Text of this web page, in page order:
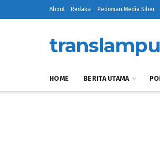
About Redaksi Pedoman Media Siber
HOME BERITA UTAMA